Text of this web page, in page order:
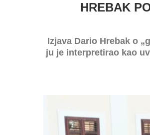
HREBAK
Izjava Dario Hrebak o
ju je interpretirao kao